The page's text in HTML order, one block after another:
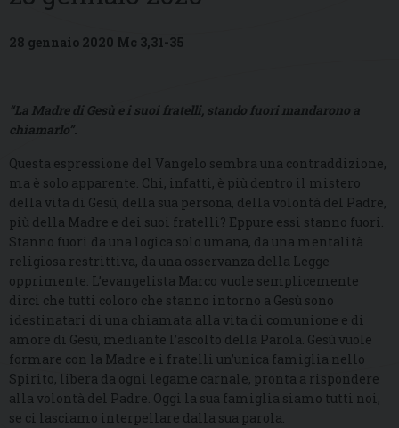
28 gennaio 2020 Mc 3,31-35
“La Madre di Gesù e i suoi fratelli, stando fuori mandarono a
chiamarlo”.
Questa espressione del Vangelo sembra una contraddizione,
ma è solo apparente. Chi, infatti, è più dentro il mistero
della vita di Gesù, della sua persona, della volontà del Padre,
più della Madre e dei suoi fratelli? Eppure essi stanno fuori.
Stanno fuori da una logica solo umana, da una mentalità
religiosa restrittiva, da una osservanza della Legge
opprimente. L’evangelista Marco vuole semplicemente
dirci che tutti coloro che stanno intorno a Gesù sono
idestinatari di una chiamata alla vita di comunione e di
amore di Gesù, mediante l’ascolto della Parola. Gesù vuole
formare con la Madre e i fratelli un’unica famiglia nello
Spirito, libera da ogni legame carnale, pronta a rispondere
alla volontà del Padre. Oggi la sua famiglia siamo tutti noi,
se ci lasciamo interpellare dalla sua parola.